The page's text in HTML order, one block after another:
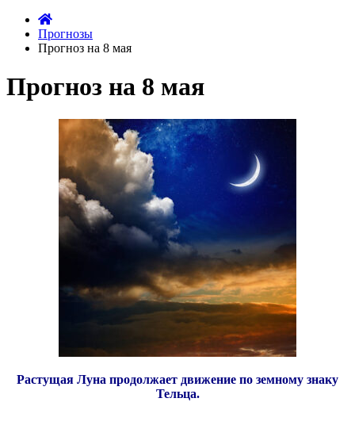
Прогнозы
Прогноз на 8 мая
Прогноз на 8 мая
Растущая Луна продолжает движение по земному знаку
Тельца.